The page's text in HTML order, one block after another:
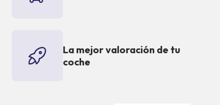
La mejor valoración de tu
coche